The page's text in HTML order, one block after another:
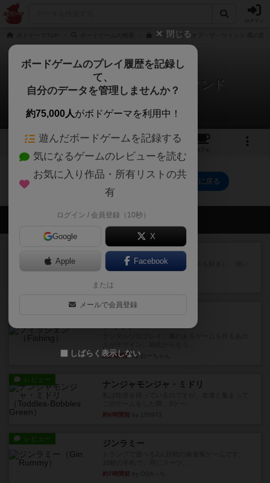
トライブス・オブ・ザ・ウィンド-風の部
トライブス・オブ・ザ・ウィンド
0件の動画
3 8
カフェ
トライブス・オブ・ザ・ウィンドのトップに戻る
会員の新しい投稿
マスクメン
マスクメンすごい好き（プロレスも好き）。強い
やつを決めるというより、ジ...
36分前
約2時間前by おーちゃん
レビュー ナンジャモンジャ・ミドリ
約6時間前
レビュー ジンラミー
約7時間前
閉じる
ボードゲームのプレイ履歴を記録し
て、
自分のデータを管理しませんか？
約75,000人がボドゲーマを利用中！
遊んだボードゲームを記録する
気になるゲームのレビューを読む
お気に入り作品・所有リストの共
有
ログイン / 会員登録（10秒）
Google X
Apple Facebook
または
メールで会員登録
しばらく表示しない